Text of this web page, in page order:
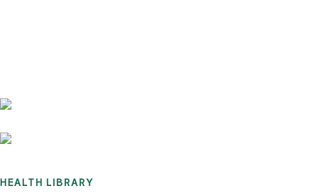
HEALTH LIBRARY